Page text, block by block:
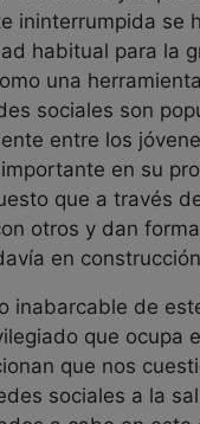
ininterrumpida se
habitual para la
una
sociales son
entre los
en su
que a través
otros y dan
en
inabarcable de
que ocupa
que nos
sociales a la